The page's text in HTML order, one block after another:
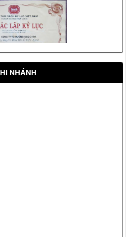
bảo vệ Đ/c nguyên phó chủ
Thị Bình(2008)
bảo vệ Đ/c nguyên tổng bí thư
ty dạy võ đầu tiên ở Việt Nam"
và doanh nhân đất Việt thế kỷ
NHÁNH